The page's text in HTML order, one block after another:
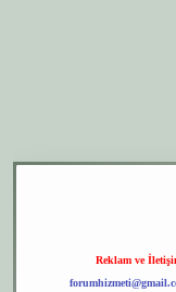
Reklam ve